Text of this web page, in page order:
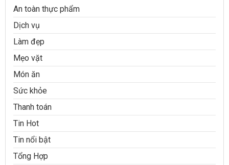
An toàn thực phẩm
Dịch vụ
Làm đẹp
Mẹo vặt
Món ăn
Sức khỏe
Thanh toán
Tin Hot
Tin nổi bật
Tổng Hợp